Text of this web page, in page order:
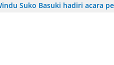
Suko Basuki hadiri acara